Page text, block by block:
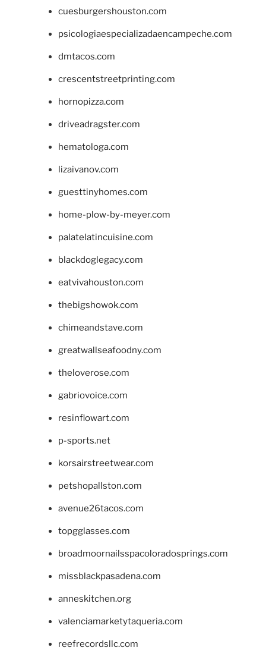
cuesburgershouston.com
psicologiaespecializadaencampeche.com
dmtacos.com
crescentstreetprinting.com
hornopizza.com
driveadragster.com
hematologa.com
lizaivanov.com
guesttinyhomes.com
home-plow-by-meyer.com
palatelatincuisine.com
blackdoglegacy.com
eatvivahouston.com
thebigshowok.com
chimeandstave.com
greatwallseafoodny.com
theloverose.com
gabriovoice.com
resinflowart.com
p-sports.net
korsairstreetwear.com
petshopallston.com
avenue26tacos.com
topgglasses.com
broadmoornailsspacoloradosprings.com
missblackpasadena.com
anneskitchen.org
valenciamarketytaqueria.com
reefrecordsllc.com